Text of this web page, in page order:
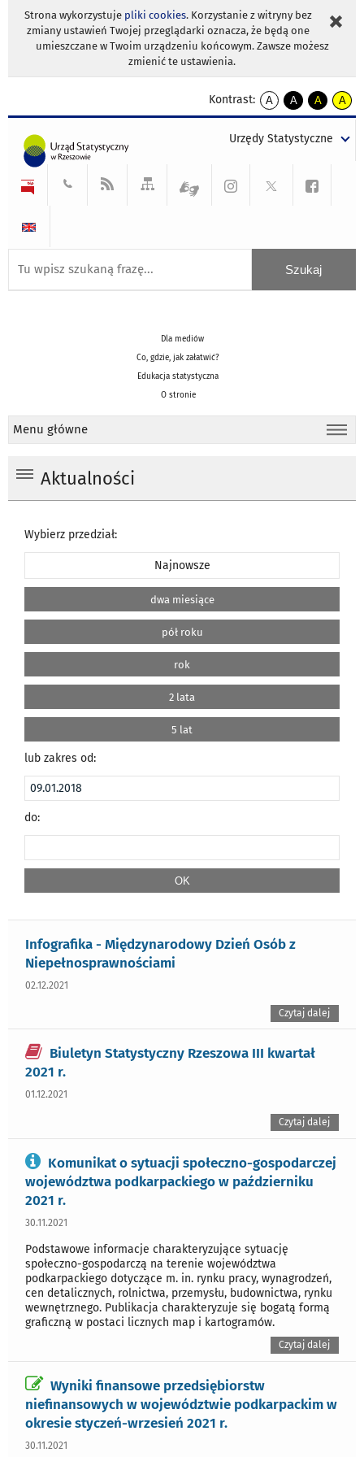
Strona wykorzystuje pliki cookies. Korzystanie z witryny bez
zmiany ustawień Twojej przeglądarki oznacza, że będą one
umieszczane w Twoim urządzeniu końcowym. Zawsze możesz
zmienić te ustawienia.
Kontrast:
A
kontrast
A
kontrast
tekst
czarnym
A
kontrast
tekst
czarnym
A
tekst
żółtym
Urzędy Statystyczne
Dla mediów
Co, gdzie, jak załatwić?
Edukacja statystyczna
O stronie
Menu główne
Aktualności
Wybierz przedział:
Najnowsze
dwa miesiące
pół roku
rok
2 lata
5 lat
lub zakres od:
do:
Infografika - Międzynarodowy Dzień Osób z
Niepełnosprawnościami
02.12.2021
Czytaj dalej
Biuletyn Statystyczny Rzeszowa III kwartał
2021 r.
01.12.2021
Czytaj dalej
Komunikat o sytuacji społeczno-gospodarczej
województwa podkarpackiego w październiku
2021 r.
30.11.2021
Podstawowe informacje charakteryzujące sytuację
społeczno-gospodarczą na terenie województwa
podkarpackiego dotyczące m. in. rynku pracy, wynagrodzeń,
cen detalicznych, rolnictwa, przemysłu, budownictwa, rynku
wewnętrznego. Publikacja charakteryzuje się bogatą formą
graficzną w postaci licznych map i kartogramów.
Czytaj dalej
Wyniki finansowe przedsiębiorstw
niefinansowych w województwie podkarpackim w
okresie styczeń-wrzesień 2021 r.
30.11.2021